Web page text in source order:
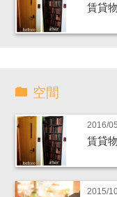
賃貸
空間
2016/
賃貸
2015/